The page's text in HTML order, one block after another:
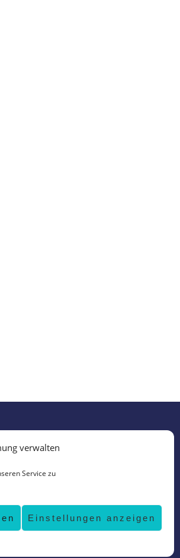
verwalten
Service zu
Einstellungen anzeigen